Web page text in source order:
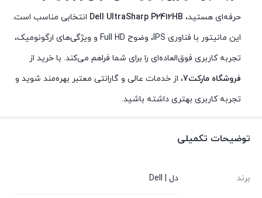
حرفه‌ای هستید، Dell UltraSharp P2412HB انتخابی مناسب است.
این مانیتور با فناوری IPS، وضوح Full HD و ویژگی‌های ارگونومیک،
تجربه کاربری فوق‌العاده‌ای را برای شما فراهم می‌کند. با خرید از
فروشگاه مارکت7 ، از خدمات عالی و گارانتی معتبر بهره‌مند شوید و
تجربه کاربری بهتری داشته باشید.
توضیحات تکمیلی
برند دل | Dell